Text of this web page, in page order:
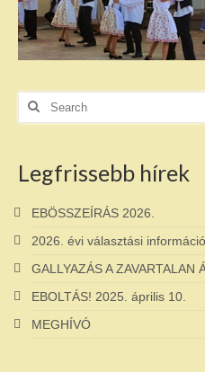
Search
Legfrissebb hírek
EBÖSSZEÍRÁS 2026.
2026. évi választási
GALLYAZÁS A ZAVARTALAN
EBOLTÁS! 2025. április 10.
MEGHÍVÓ